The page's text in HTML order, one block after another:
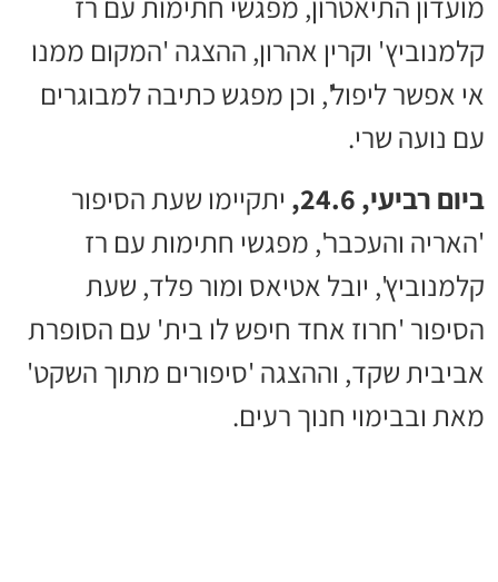
קלמנוביץ' וקרין אהרון, ההצגה 'המקום ממנו
אי אפשר ליפול', וכן מפגש כתיבה למבוגרים
עם נועה שרי.
ביום רביעי, 24.6,
יתקיימו שעת הסיפור
'האריה והעכבר', מפגשי חתימות עם רז
קלמנוביץ', יובל אטיאס ומור פלד, שעת
הסיפור 'חרוז אחד חיפש לו בית' עם הסופרת
אביבית שקד, וההצגה 'סיפורים מתוך השקט'
מאת ובבימוי חנוך רעים.